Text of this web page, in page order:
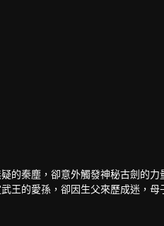
疑的秦塵，卻意外觸發神秘古劍的
王的愛孫，卻因生父來歷成迷，
大任，再度踏上武道之路。